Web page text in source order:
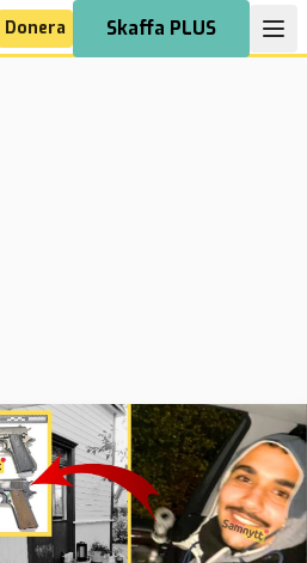
Donera Skaffa PLUS